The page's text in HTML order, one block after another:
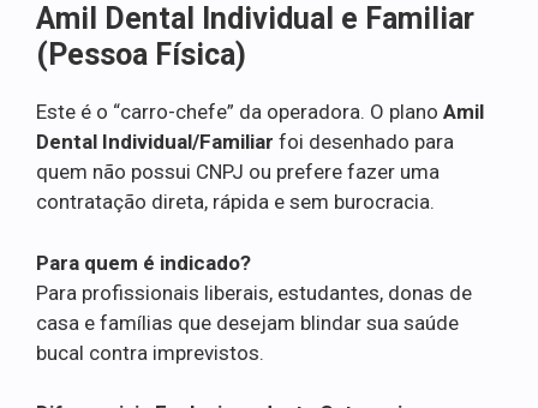
Amil Dental Individual e Familiar
(Pessoa Física)
Este é o “carro-chefe” da operadora. O plano Amil
Dental Individual/Familiar foi desenhado para
quem não possui CNPJ ou prefere fazer uma
contratação direta, rápida e sem burocracia.
Para quem é indicado?
Para profissionais liberais, estudantes, donas de
casa e famílias que desejam blindar sua saúde
bucal contra imprevistos.